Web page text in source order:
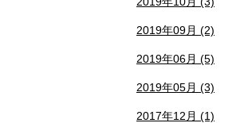
2019年09月 (2)
2019年06月 (5)
2019年05月 (3)
2017年12月 (1)